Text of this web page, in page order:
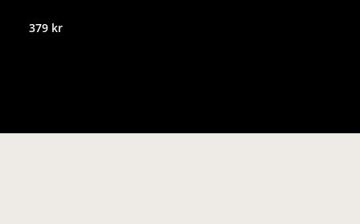
379 kr